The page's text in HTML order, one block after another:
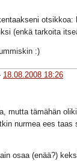
(enkä tarkoita
:)
18.08.2008 18:26
mutta tämähän
nurmea ees
osaa (enää?)